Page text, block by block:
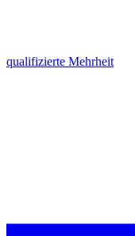
qualifizierte Mehrheit